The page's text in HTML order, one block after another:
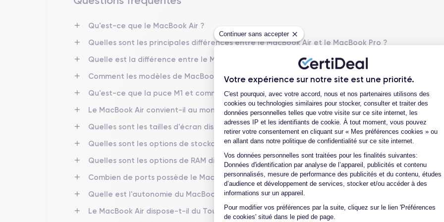
Continuer sans accepter
Votre expérience sur notre site est une priorité.
Plateforme de Gestion du
C'est pourquoi, avec votre accord, nous et nos partenaires utilisons des
cookies ou technologies similaires pour stocker, consulter et traiter des
données personnelles telles que votre visite sur ce site internet, les
adresses IP et les identifiants de cookie. À tout moment, vous pouvez
retirer votre consentement en cliquant sur « Mes préférences cookies » ou
en allant dans notre politique de confidentialité sur ce site internet.
Vos données personnelles sont traitées pour les finalités suivantes:
Données d'identification par analyse de l’appareil, publicités et contenu
personnalisés, mesure de performance des publicités et du contenu, études
d’audience et développement de services, stocker et/ou accéder à des
informations sur un appareil.
Pour modifier vos préférences par la suite, cliquez sur le lien 'Préférences
de cookies' situé dans le pied de page.
Axeptio consent
Qu'est-ce que le MacBook Air ?
Quelles sont les principales différences entre le MacBook Air et le MacBook Pro ?
Quelle est la différence entre le MacBook Air et le MacBook ?
Comment les modèles de MacBook Air ont-ils évolué au fil des ans ?
Qu'est-ce que la puce M1 et comment a-t-elle amélioré le MacBook Air ?
Le MacBook Air convient-il au montage vidéo ou aux jeux ?
Quelles sont les tailles d'écran disponibles pour le MacBook Air ?
Quelles sont les options de stockage disponibles pour les MacBook Air ?
Quelles sont les options de RAM disponibles sur les MacBook Air ?
Combien de ports possède le MacBook Air et lesquels sont-ils ?
Quelle est l'autonomie du MacBook Air ?
Le MacBook Air dispose-t-il du Touch ID ?